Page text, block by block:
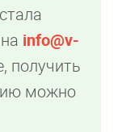
info@v-
получить
можно